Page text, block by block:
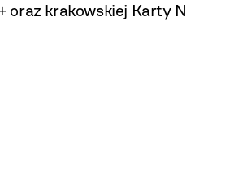
oraz krakowskiej Karty N